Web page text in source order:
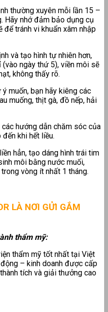
thường xuyên mỗi lần 15 –
Hãy nhớ đảm bảo dụng cụ
tránh vi khuẩn xâm nhập
và tạo hình tự nhiên hơn,
ngày thứ 5), viền môi sẽ
không thấy rõ.
muốn, bạn hãy kiêng các
muống, thịt gà, đồ nếp, hải
hướng dẫn chăm sóc của
khi hết liều.
hẳn, tạo dáng hình trái tim
môi bằng nước muối,
vòng ít nhất 1 tháng.
LÀ NƠI GỬI GẮM
thẩm mỹ:
thẩm mỹ tốt nhất tại Việt
– kinh doanh được cấp
tích và giải thưởng cao